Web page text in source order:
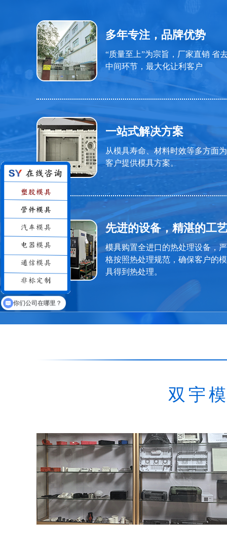
多年专注，品牌优势
“质量至上”为宗旨，厂家直销 省
中间环节，最大化让利客户
一站式解决方案
从模具寿命、材料时效等多方面为
客户提供模具方案。
先进的设备，精湛的工
模具购置全进口的热处理设备，严
格按照热处理规范，确保客户的模
具得到热处理。
双宇
三通塑胶模具有吗？